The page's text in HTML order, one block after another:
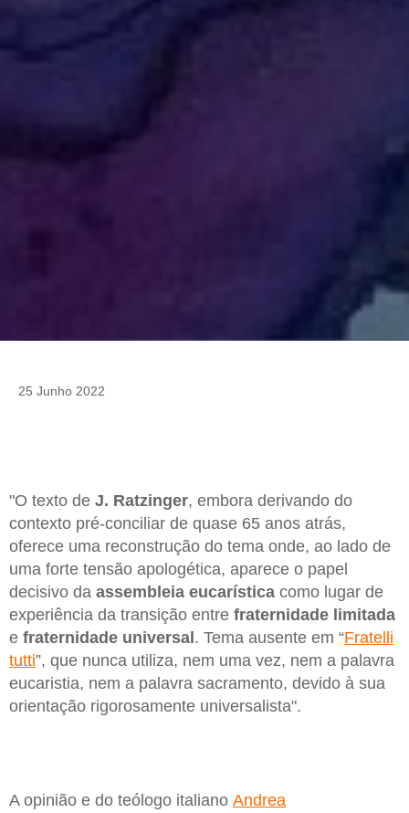
25 Junho 2022
"O texto de J. Ratzinger, embora derivando do
contexto pré-conciliar de quase 65 anos atrás,
oferece uma reconstrução do tema onde, ao lado de
uma forte tensão apologética, aparece o papel
decisivo da assembleia eucarística como lugar de
experiência da transição entre fraternidade limitada
e fraternidade universal. Tema ausente em “Fratelli
tutti”, que nunca utiliza, nem uma vez, nem a palavra
eucaristia, nem a palavra sacramento, devido à sua
orientação rigorosamente universalista".
A opinião e do teólogo italiano Andrea